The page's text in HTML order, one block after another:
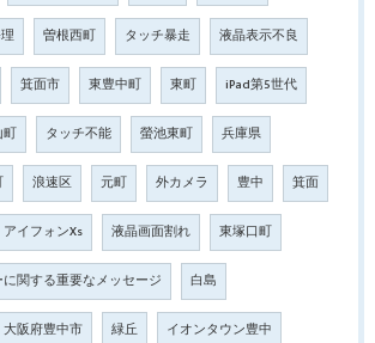
曽根西町 タッチ暴走 液晶表示不良
箕面市 東豊中町 東町 iPad第5世代
町 タッチ不能 螢池東町 兵庫県
浪速区 元町 外カメラ 豊中 箕面
アイフォンXs 液晶画面割れ 東塚口町
関する重要なメッセージ 白島
大阪府豊中市 緑丘 イオンタウン豊中